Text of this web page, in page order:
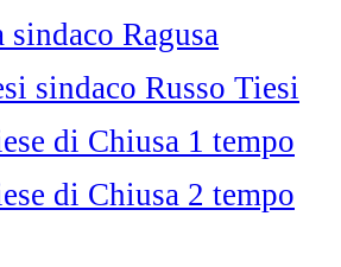
sindaco Ragusa
sindaco Russo Tiesi
di Chiusa 1 tempo
di Chiusa 2 tempo